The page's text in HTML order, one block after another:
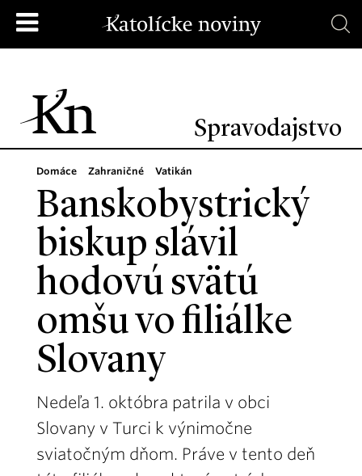
Spravodajstvo
Domáce Zahraničné Vatikán
Banskobystrický
biskup slávil
hodovú svätú
omšu vo filiálke
Slovany
Nedeľa 1. októbra patrila v obci
Slovany v Turci k výnimočne
sviatočným dňom. Práve v tento deň